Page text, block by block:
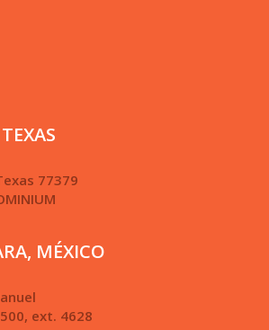
77379
MÉXICO
ext. 4628